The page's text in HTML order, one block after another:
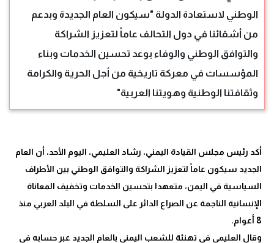
الوطني لاستعادة الدولة "سيكون العام الجديدة وبدعم
من أشقائنا في دول التحالف عاماً لتعزيز الشراكة
والتوافق الوطني والوفاء بوعد تحسين الخدمات وبناء
المؤسسات في معركة تاريخية من أجل الحرية والكرامة
وثقافتنا الوطنية وهويتنا العربية"
أكد رئيس مجلس القيادة اليمني، رشاد العليمي، اليوم الأحد، أن العام
الجديد سيكون عاماً لتعزيز الشراكة والتوافق الوطني بين الأطراف
السياسية في اليمن، متعهدا بتحسين الخدمات وتخفيف المعاناة
الإنسانية الناجمة عن الصراع الدائر على السلطة في البلد العربي منذ
وقال العليمي في تهنئة للشعب اليمني بالعام الجديد عبر حسابه في